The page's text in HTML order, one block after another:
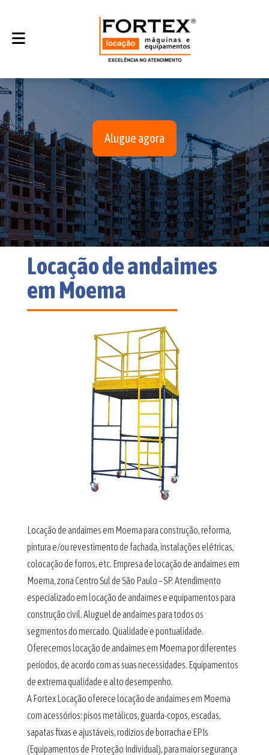
Alugue agora
Locação de andaimes
em Moema
Locação de andaimes em Moema para construção, reforma,
pintura e/ou revestimento de fachada, instalações elétricas,
colocação de forros, etc. Empresa de locação de andaimes em
Moema, zona Centro Sul de São Paulo – SP. Atendimento
especializado em locação de andaimes e equipamentos para
construção civil. Aluguel de andaimes para todos os
segmentos do mercado. Qualidade e pontualidade.
Oferecemos locação de andaimes em Moema por diferentes
períodos, de acordo com as suas necessidades. Equipamentos
de extrema qualidade e alto desempenho.
A Fortex Locação oferece locação de andaimes em Moema
com acessórios: pisos metálicos, guarda-copos, escadas,
sapatas fixas e ajustáveis, rodízios de borracha e EPIs
(Equipamentos de Proteção Individual), para maior segurança